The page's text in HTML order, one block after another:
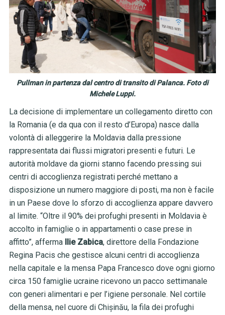
Pullman in partenza dal centro di transito di Palanca. Foto di
Michele Luppi.
La decisione di implementare un collegamento diretto con
la Romania (e da qua con il resto d’Europa) nasce dalla
volontà di alleggerire la Moldavia dalla pressione
rappresentata dai flussi migratori presenti e futuri. Le
autorità moldave da giorni stanno facendo pressing sui
centri di accoglienza registrati perché mettano a
disposizione un numero maggiore di posti, ma non è facile
in un Paese dove lo sforzo di accoglienza appare davvero
al limite. “Oltre il 90% dei profughi presenti in Moldavia è
accolto in famiglie o in appartamenti o case prese in
affitto”, afferma
Ilie Zabica, direttore della Fondazione
Regina Pacis che gestisce alcuni centri di accoglienza
nella capitale e la mensa Papa Francesco dove ogni giorno
circa 150 famiglie ucraine ricevono un pacco settimanale
con generi alimentari e per l’igiene personale. Nel cortile
della mensa, nel cuore di Chișinău, la fila dei profughi